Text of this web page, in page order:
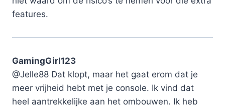
features.
GamingGirl123
@Jelle88 Dat klopt, maar het gaat erom dat je
meer vrijheid hebt met je console. Ik vind dat
heel aantrekkelijke aan het ombouwen. Ik heb